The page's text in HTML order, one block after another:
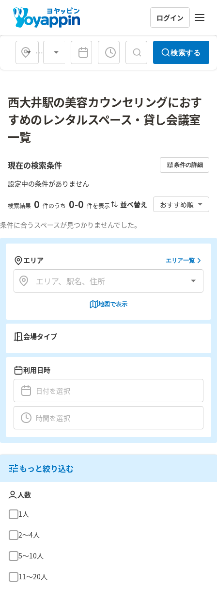
ログイン
会場タイプ 検索する
西大井駅の美容カウンセリングにおす
すめのレンタルスペース・貸し会議室
一覧
現在の検索条件 条件の詳細
設定中の条件がありません
検索結果 0 件のうち 0-0 件を表示 並べ替え おすすめ順
条件に合うスペースが見つかりませんでした。
エリア エリア一覧
地図で表示
会場タイプ
利用日時
もっと絞り込む
人数
1人
2〜4人
5〜10人
11〜20人